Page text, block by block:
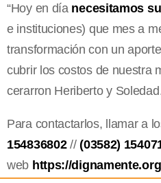
“Hoy en día necesitamos
e instituciones) que mes a
transformación con un
cubrir los costos de nuestra
cerarron Heriberto y
Para contactarlos, llamar a
154836802//(03582)
web https://